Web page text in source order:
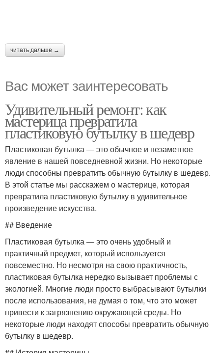
читать дальше →
Вас может заинтересовать
Удивительный ремонт: как
мастерица превратила
пластиковую бутылку в шедевр
Пластиковая бутылка — это обычное и незаметное
явление в нашей повседневной жизни. Но некоторые
люди способны превратить обычную бутылку в шедевр.
В этой статье мы расскажем о мастерице, которая
превратила пластиковую бутылку в удивительное
произведение искусства.
## Введение
Пластиковая бутылка — это очень удобный и
практичный предмет, который используется
повсеместно. Но несмотря на свою практичность,
пластиковая бутылка нередко вызывает проблемы с
экологией. Многие люди просто выбрасывают бутылки
после использования, не думая о том, что это может
привести к загрязнению окружающей среды. Но
некоторые люди находят способы превратить обычную
бутылку в шедевр.